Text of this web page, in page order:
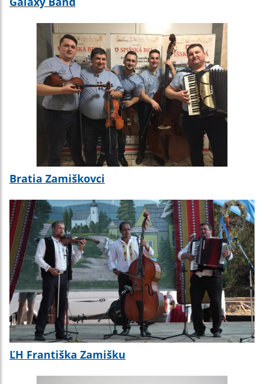
Bratia Zamiškovci
ĽH Františka Zamišku